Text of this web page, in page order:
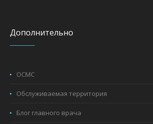
Дополнительно
ОСМС
Обслуживаемая территория
Блог главного врача